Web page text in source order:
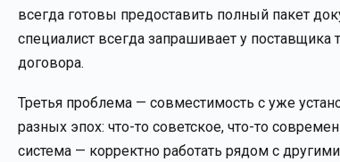
всегда готовы предоставить полный пакет
специалист всегда запрашивает у поставщика
договора.
Третья проблема — совместимость с уже
разных эпох: что-то советское, что-то
система — корректно работать рядом с